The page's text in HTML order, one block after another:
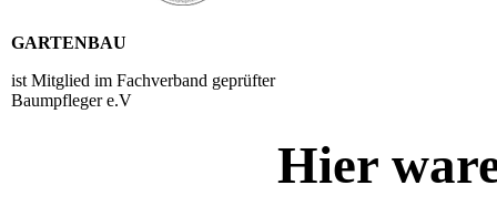
GARTENBAU
ist Mitglied im Fachverband geprüfter
Baumpfleger e.V
Hier